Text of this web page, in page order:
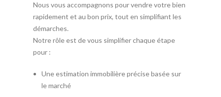
Nous vous accompagnons pour vendre votre bien
rapidement et au bon prix, tout en simplifiant les
démarches.
Notre rôle est de vous simplifier chaque étape
pour :
Une estimation immobilière précise basée sur
le marché